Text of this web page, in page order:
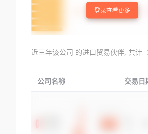
登录查看更多
近三年该公司 的进口贸易伙伴, 共计
公司名称 交易日